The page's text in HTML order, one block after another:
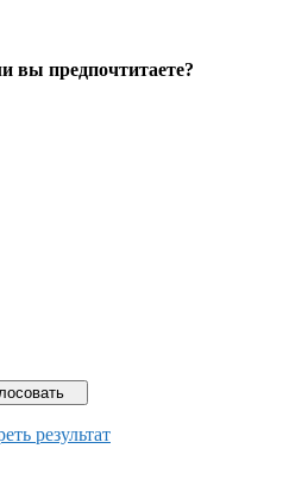
вы предпочтитаете?
результат